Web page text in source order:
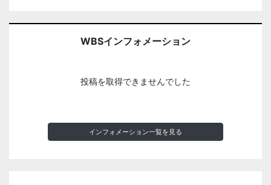
WBSインフォメーション
投稿を取得できませんでした
インフォメーション一覧を見る